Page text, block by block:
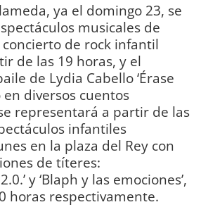
ya el domingo 23, se
musicales de
de rock infantil
de las 19 horas, y el
de Lydia Cabello ‘Érase
en diversos cuentos
representará a partir de las
infantiles
en la plaza del Rey con
de títeres:
y ‘Blaph y las emociones’,
horas respectivamente.